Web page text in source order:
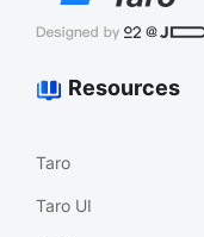
Resources
Taro
Taro UI